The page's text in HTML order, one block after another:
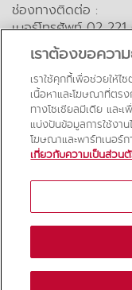
ช่องทางติดต่อ :
เบอร์โทรศัพท์ 02
อีเมล :
คำถามที่พบบ่อย
สื่อออนไลน์
เราต้องขอคว
เราใช้คุกกี้เพื่อช่วยให้
เนื้อหาและโฆษณาที่ตร
ทางโซเชียลมีเดีย และเ
แบ่งปันข้อมูลการใช้งา
โฆษณาและพาร์ทเนอร์ก
เกี่ยวกับความเป็นส่ว